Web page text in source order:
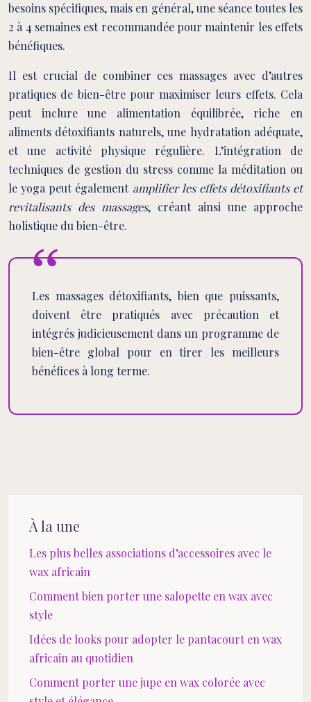
besoins spécifiques, mais en général, une séance toutes les
2 à 4 semaines est recommandée pour maintenir les effets
bénéfiques.
Il est crucial de combiner ces massages avec d’autres
pratiques de bien-être pour maximiser leurs effets. Cela
peut inclure une alimentation équilibrée, riche en
aliments détoxifiants naturels, une hydratation adéquate,
et une activité physique régulière. L’intégration de
techniques de gestion du stress comme la méditation ou
le yoga peut également amplifier les effets détoxifiants et
revitalisants des massages, créant ainsi une approche
holistique du bien-être.
Les massages détoxifiants, bien que puissants,
doivent être pratiqués avec précaution et
intégrés judicieusement dans un programme de
bien-être global pour en tirer les meilleurs
bénéfices à long terme.
À la une
Les plus belles associations d’accessoires avec le
wax africain
Comment bien porter une salopette en wax avec
style
Idées de looks pour adopter le pantacourt en wax
africain au quotidien
Comment porter une jupe en wax colorée avec